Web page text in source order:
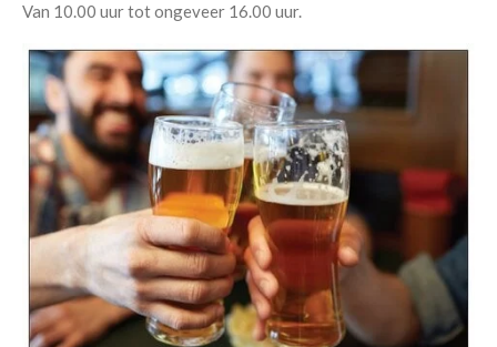
Van 10.00 uur tot ongeveer 16.00 uur.